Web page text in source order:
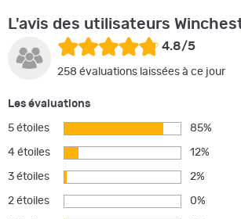
L'avis des utilisateurs
4.8/5
258 évaluations laissées à ce jour
Les évaluations
5 étoiles 85%
4 étoiles 12%
3 étoiles 2%
2 étoiles 0%